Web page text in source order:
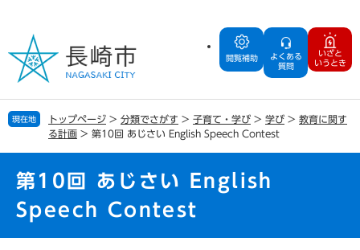
の
で
す
ー
ば
し
閲覧補助
よくある
質問
いざと
いうとき
現在地 トップページ > 分類でさがす > 子育て・学び > 学び > 教育に関す
る計画 > 第10回 あじさい English Speech Contest
第10回 あじさい English
Speech Contest